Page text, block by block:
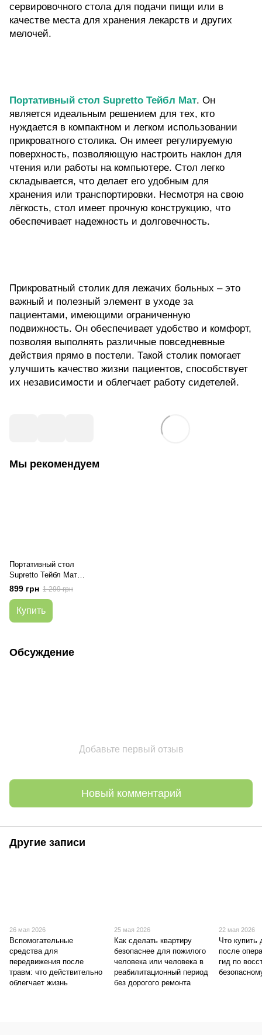
сервировочного стола для подачи пищи или в
качестве места для хранения лекарств и других
мелочей.
Портативный стол Supretto Тейбл Мат. Он
является идеальным решением для тех, кто
нуждается в компактном и легком использовании
прикроватного столика. Он имеет регулируемую
поверхность, позволяющую настроить наклон для
чтения или работы на компьютере. Стол легко
складывается, что делает его удобным для
хранения или транспортировки. Несмотря на свою
лёгкость, стол имеет прочную конструкцию, что
обеспечивает надежность и долговечность.
Прикроватный столик для лежачих больных – это
важный и полезный элемент в уходе за
пациентами, имеющими ограниченную
подвижность. Он обеспечивает удобство и комфорт,
позволяя выполнять различные повседневные
действия прямо в постели. Такой столик помогает
улучшить качество жизни пациентов, способствует
их независимости и облегчает работу сидетелей.
Мы рекомендуем
Портативный стол
Supretto Тейбл Мат
(B126)
899 грн 1 299 грн
Купить
Обсуждение
Добавьте первый отзыв
Новый комментарий
Другие записи
26 мая 2026
Вспомогательные
средства для
передвижения после
травм: что действительно
облегчает жизнь
25 мая 2026
Как сделать квартиру
безопаснее для пожилого
человека или человека в
реабилитационный период
без дорогого ремонта
22 мая 2026
Что купить
после
гид по